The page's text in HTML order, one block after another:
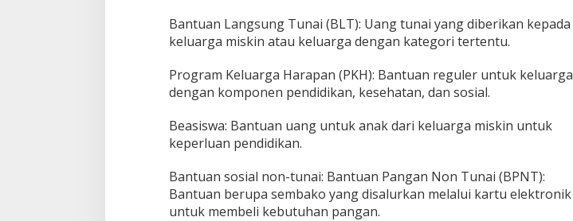
Bantuan Langsung Tunai (BLT): Uang tunai yang diberikan kepada
keluarga miskin atau keluarga dengan kategori tertentu.
Program Keluarga Harapan (PKH): Bantuan reguler untuk keluarga
dengan komponen pendidikan, kesehatan, dan sosial.
Beasiswa: Bantuan uang untuk anak dari keluarga miskin untuk
keperluan pendidikan.
Bantuan sosial non-tunai: Bantuan Pangan Non Tunai (BPNT):
Bantuan berupa sembako yang disalurkan melalui kartu elektronik
untuk membeli kebutuhan pangan.